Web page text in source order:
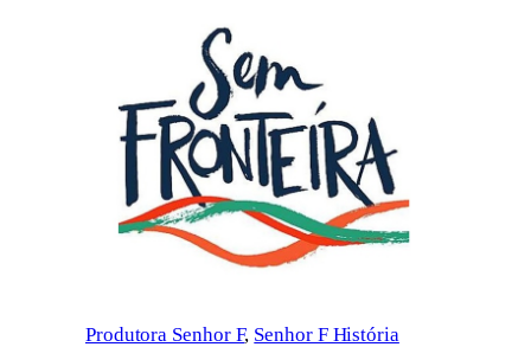
Produtora Senhor F, Senhor F História